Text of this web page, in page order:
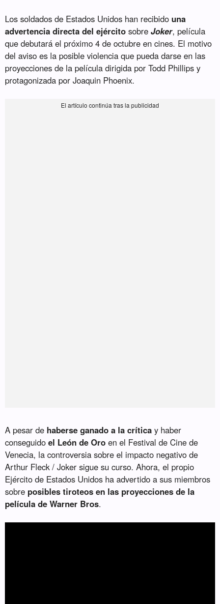
Los soldados de Estados Unidos han recibido una
advertencia directa del ejército sobreJoker, película
que debutará el próximo 4 de octubre en cines. El motivo
del aviso es la posible violencia que pueda darse en las
proyecciones de la película dirigida por Todd Phillips y
protagonizada por Joaquin Phoenix.
A pesar de haberse ganado a la crítica y haber
conseguidoel León de Oro en el Festival de Cine de
Venecia, la controversia sobre el impacto negativo de
Arthur Fleck / Joker sigue su curso. Ahora, el propio
Ejército de Estados Unidos ha advertido a sus miembros
sobre posibles tiroteos en las proyecciones de la
película de Warner Bros.